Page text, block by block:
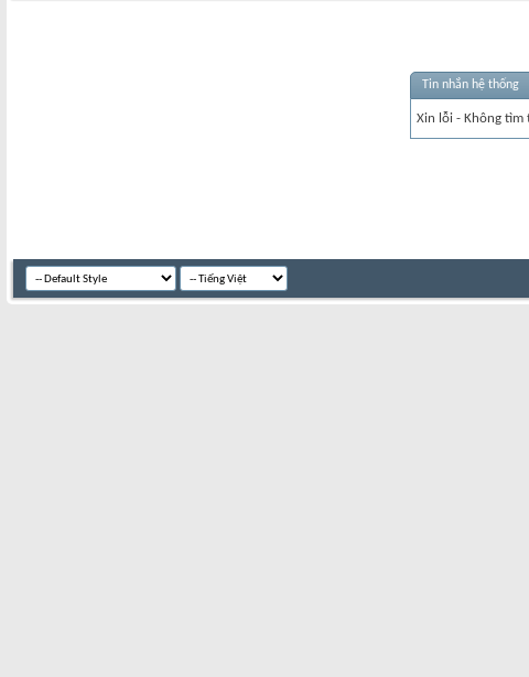
Tin nhắn hệ thống
Xin lỗi - Không tìm